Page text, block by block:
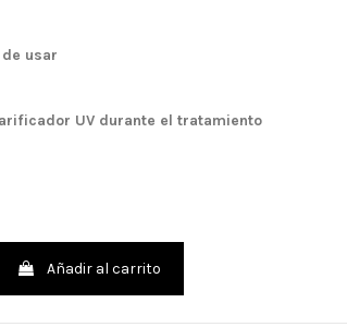
usar
UV durante el tratamiento
Añadir al carrito